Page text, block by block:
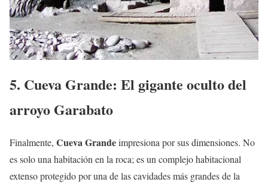
5. Cueva Grande: El gigante oculto del
arroyo Garabato
Finalmente, Cueva Grandeimpresiona por sus dimensiones. No
es solo una habitación en la roca; es un complejo habitacional
extenso protegido por una de las cavidades más grandes de la